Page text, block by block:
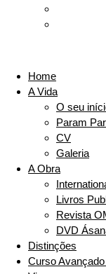
Home
A Vida
O seu
Param
CV
Galeria
A Obra
Livros
Revista
DVD
Distinções
Curso